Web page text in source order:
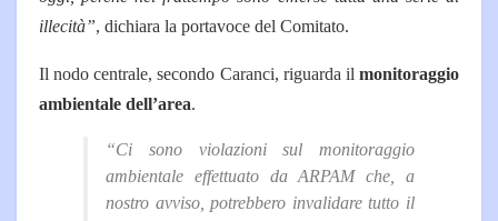
illecità”, dichiara la portavoce del Comitato.
Il nodo centrale, secondo Caranci, riguarda il monitoraggio
ambientale dell’area.
“Ci sono violazioni sul monitoraggio
ambientale effettuato da ARPAM che, a
nostro avviso, potrebbero invalidare tutto il